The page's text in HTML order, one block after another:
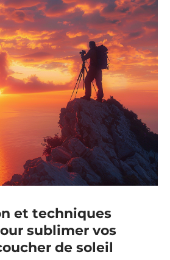
et techniques
sublimer vos
de soleil